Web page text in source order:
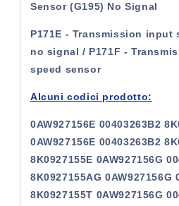
Sensor (G195) No Signal
P171E - Transmission input
no signal / P171F -
speed sensor
Alcuni codici prodotto:
0AW927156E 00403263B2
0AW927156E 00403263B2
8K0927155E 0AW927156G
8K0927155AG 0AW927156G
8K0927155T 0AW927156G